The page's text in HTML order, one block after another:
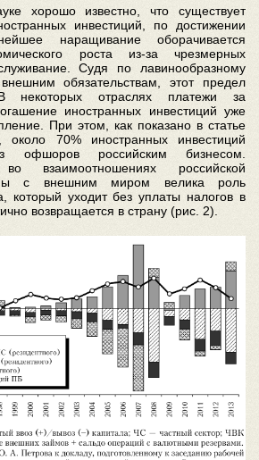
хорошо известно, что существует
инвестиций, по достижении
наращивание оборачивается
роста из-за чрезмерных
Судя по лавинообразному
обязательствам, этот предел
некоторых отраслях платежи за
иностранных инвестиций уже
При этом, как показано в статье
около 70% иностранных инвестиций
офшоров российским бизнесом.
взаимоотношениях российской
с внешним миром велика роль
который уходит без уплаты налогов в
возвращается в страну (рис. 2).